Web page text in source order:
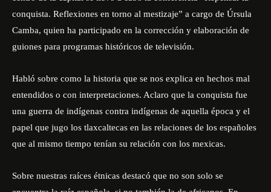
conquista. Reflexiones en torno al mestizaje” a cargo de Úrsula
Camba, quien ha participado en la corrección y elaboración de
guiones para programas históricos de televisión.
Habló sobre como la historia que se nos explica en hechos mal
entendidos o con interpretaciones. Aclaro que la conquista fue
una guerra de indígenas contra indígenas de aquella época y el
papel que jugo los tlaxcaltecas en las relaciones de los españoles
que al mismo tiempo tenían su relación con los mexicas.
Sobre nuestras raíces étnicas destacó que no son solo se